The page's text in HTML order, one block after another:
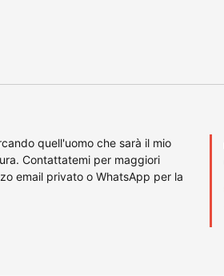
quell'uomo che sarà il mio
Contattatemi per maggiori
email privato o WhatsApp per la